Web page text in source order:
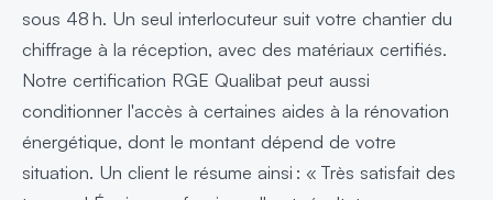
sous 48 h. Un seul interlocuteur suit votre chantier du
chiffrage à la réception, avec des matériaux certifiés.
Notre certification RGE Qualibat peut aussi
conditionner l'accès à certaines aides à la rénovation
énergétique, dont le montant dépend de votre
situation. Un client le résume ainsi : « Très satisfait des